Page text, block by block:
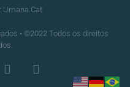
Umana.Cat
• ©2022 Todos os direitos